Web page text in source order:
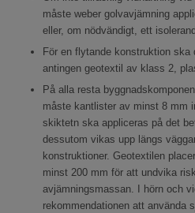
måste weber golvavjämning
eller, om nödvändigt, ett
För en flytande konstruktion
antingen geotextil av klass 2,
På alla resta
måste kantlister av minst 8 mm
skiktetn ska appliceras på det
dessutom vikas upp längs
konstruktioner. Geotextilen
minst 200 mm för att undvika
avjämningsmassan. I hörn och
rekommendationen att använda